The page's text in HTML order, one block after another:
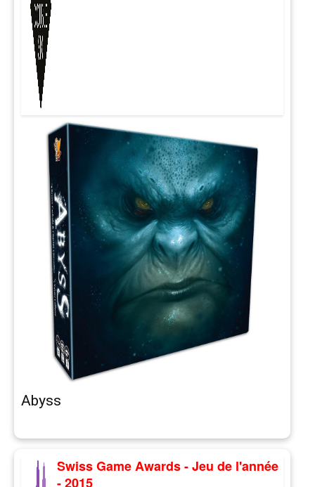
Abyss
Swiss Game Awards - Jeu de l'année
- 2015